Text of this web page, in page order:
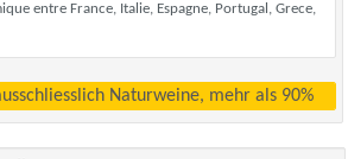
entre France, Italie, Espagne, Portugal, Grece,
Naturweine, mehr als 90%